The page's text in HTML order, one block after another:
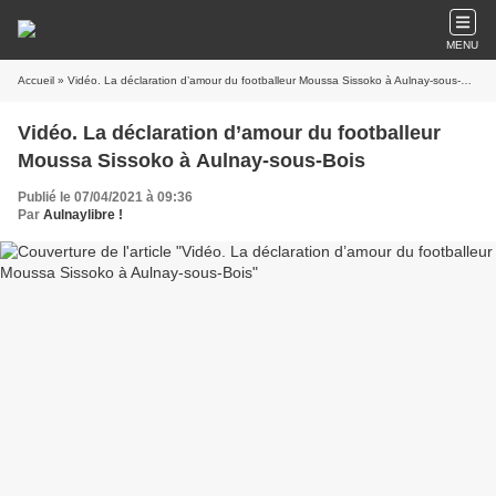
MENU
Accueil » Vidéo. La déclaration d’amour du footballeur Moussa Sissoko à Aulnay-sous-Bois
Vidéo. La déclaration d’amour du footballeur
Moussa Sissoko à Aulnay-sous-Bois
Publié le 07/04/2021 à 09:36
Par Aulnaylibre !